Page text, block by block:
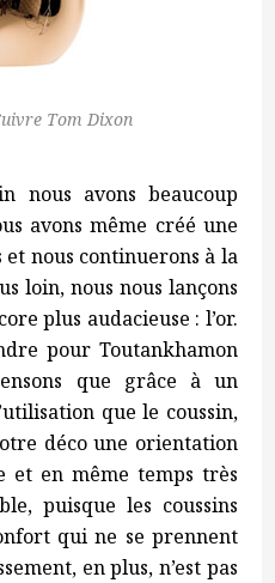
Tom Dixon
nous avons beaucoup
avons même créé une
et nous continuerons à la
loin, nous nous lançons
plus audacieuse : l’or.
pour Toutankhamon
que grâce à un
que le coussin,
déco une orientation
et en même temps très
puisque les coussins
qui ne se prennent
en plus, n’est pas